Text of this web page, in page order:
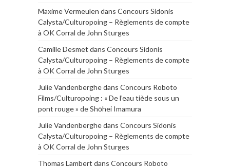
Maxime Vermeulen dans Concours Sidonis
Calysta/Culturopoing – Règlements de compte
à OK Corral de John Sturges
Camille Desmet dans Concours Sidonis
Calysta/Culturopoing – Règlements de compte
à OK Corral de John Sturges
Julie Vandenberghedans Concours Roboto
Films/Culturopoing : « De l’eau tiède sous un
pont rouge » de Shōhei Imamura
Julie Vandenberghedans Concours Sidonis
Calysta/Culturopoing – Règlements de compte
à OK Corral de John Sturges
Thomas Lambert dans Concours Roboto